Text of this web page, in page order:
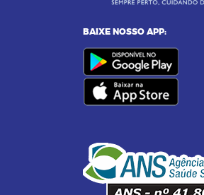
BAIXE NOSSO APP: